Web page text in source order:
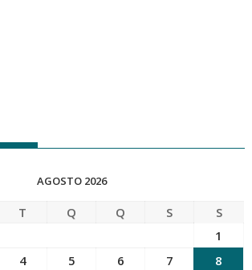
AGOSTO 2026
T Q Q S
S
1
4 5 6 7
8